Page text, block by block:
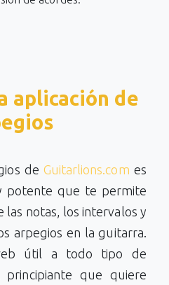
aplicación de
de Guitarlions.com es
potente que te permite
las notas, los intervalos y
arpegios en la guitarra.
útil a todo tipo de
que quiere